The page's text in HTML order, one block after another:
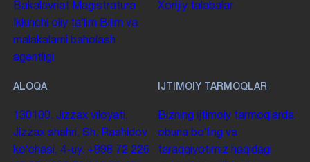
Bakalavriat Magistratura
Ikkinchi oliy taʼlim Bilim va
malakalarni baholash
agentligi
Xorijiy talabalar
ALOQA
130100. Jizzax viloyati,
Jizzax shahri, Sh. Rashidov
koʻchasi, 4-uy. +998 72 226
IJTIMOIY TARMOQLAR
Bizning ijtimoiy tarmoqlarda
obuna boʻling va
taraqqiyotimiz haqidagi